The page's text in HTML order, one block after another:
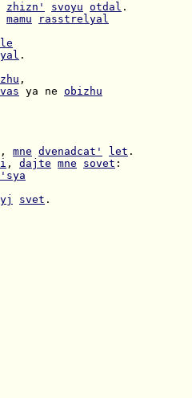
zhizn' svoyu otdal
mamu
rasstrelyal
.
vas ya ne obizhu
, mne dvenadcat' let
, dajte mne sovet
svet .